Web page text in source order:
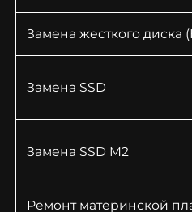
Замена жесткого диска
Замена SSD
Замена SSD M2
Ремонт материнской